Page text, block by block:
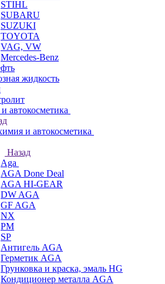
STIHL
SUBARU
SUZUKI
TOYOTA
VAG, VW
Мercedes-Benz
жидкость
автокосметика
и автокосметика
Назад
Aga
AGA Done Deal
AGA HI-GEAR
DW AGA
GF AGA
NX
PM
SP
Антигель AGA
Герметик AGA
Грунковка и краска, эмаль HG
Кондиционер металла AGA